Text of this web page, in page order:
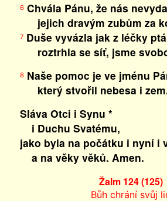
6Chvála Pánu, že nás
jejich dravým zubům za
7Duše vyvázla jak z léčky
roztrhla se síť, jsme
8 Naše pomoc je ve jménu
který stvořil nebesa i
Sláva Otci i Synu *
i Duchu Svatému,
jako byla na počátku i nyní i
a na věky věků. Amen.
Žalm 124 (125)
Bůh chrání svůj